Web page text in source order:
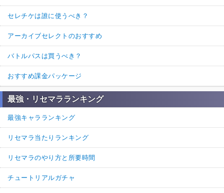
セレチケは誰に使うべき？
アーカイブセレクトのおすすめ
バトルパスは買うべき？
おすすめ課金パッケージ
最強・リセマラランキング
最強キャラランキング
リセマラ当たりランキング
リセマラのやり方と所要時間
チュートリアルガチャ